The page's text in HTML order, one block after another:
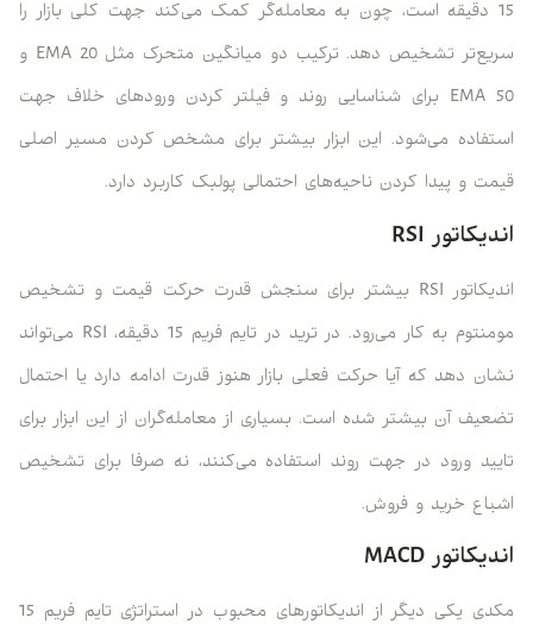
15 دقیقه است، چون به معامله‌گر کمک می‌کند جهت کلی بازار را
سریع‌تر تشخیص دهد. ترکیب دو میانگین متحرک مثل EMA 20 و
EMA 50 برای شناسایی روند و فیلتر کردن ورودهای خلاف جهت
استفاده می‌شود. این ابزار بیشتر برای مشخص کردن مسیر اصلی
قیمت و پیدا کردن ناحیه‌های احتمالی پولبک کاربرد دارد.
اندیکاتور RSI
اندیکاتور RSI بیشتر برای سنجش قدرت حرکت قیمت و تشخیص
مومنتوم به کار می‌رود. در ترید در تایم فریم 15 دقیقه، RSI می‌تواند
نشان دهد که آیا حرکت فعلی بازار هنوز قدرت ادامه دارد یا احتمال
تضعیف آن بیشتر شده است. بسیاری از معامله‌گران از این ابزار برای
تایید ورود در جهت روند استفاده می‌کنند، نه صرفا برای تشخیص
اشباع خرید و فروش.
اندیکاتور MACD
مکدی یکی دیگر از اندیکاتورهای محبوب در استراتژی تایم فریم 15